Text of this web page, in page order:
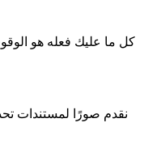
كل ما عليك فعله هو
نقدم صورًا لمستندات